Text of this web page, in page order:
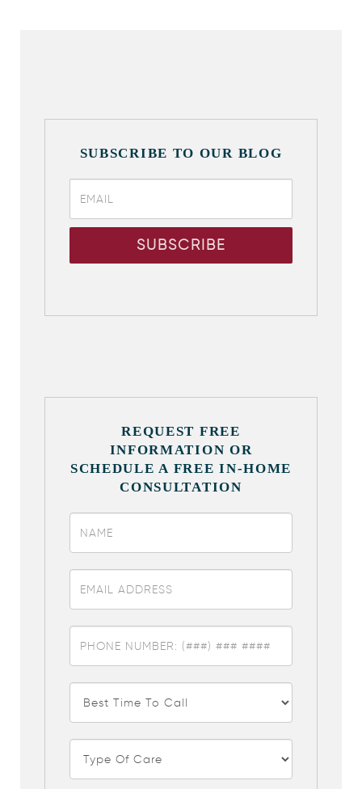
SUBSCRIBE TO OUR BLOG
REQUEST FREE
INFORMATION OR
SCHEDULE A FREE IN-HOME
CONSULTATION